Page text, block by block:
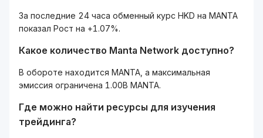
За последние 24 часа обменный курс HKD на MANTA
показал Рост на +1.07%.
Какое количество Manta Network доступно?
В обороте находится MANTA, а максимальная
эмиссия ограничена 1.00B MANTA.
Где можно найти ресурсы для изучения
трейдинга?